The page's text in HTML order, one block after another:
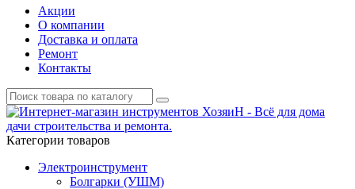
Акции
О компании
Доставка и оплата
Ремонт
Контакты
Категории товаров
Электроинструмент
Болгарки (УШМ)